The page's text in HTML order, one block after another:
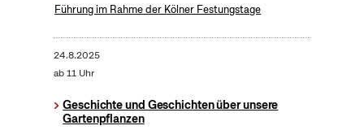
Führung im Rahme der Kölner Festungstage
24.8.2025
ab 11 Uhr
Geschichte und Geschichten über unsere
Gartenpflanzen